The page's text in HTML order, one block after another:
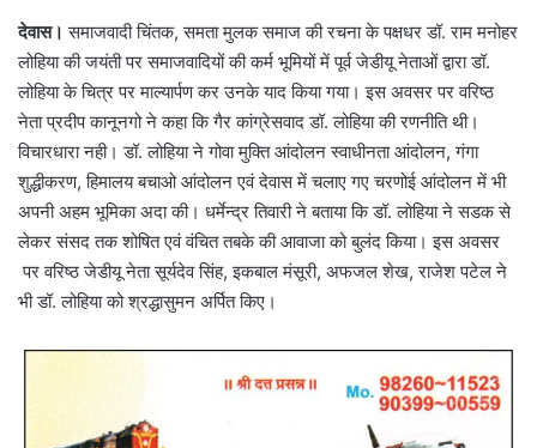
देवास। समाजवादी चिंतक, समता मुलक समाज की रचना के पक्षधर डॉ. राम मनोहर
लोहिया की जयंती पर समाजवादियों की कर्म भूमियों में पूर्व जेडीयू नेताओं द्वारा डॉ.
लोहिया के चित्र पर माल्यार्पण कर उनके याद किया गया। इस अवसर पर वरिष्ठ
नेता प्रदीप कानूनगो ने कहा कि गैर कांग्रेसवाद डॉ. लोहिया की रणनीति थी।
विचारधारा नही। डॉ. लोहिया ने गोवा मुक्ति आंदोलन स्वाधीनता आंदोलन, गंगा
शुद्धीकरण, हिमालय बचाओ आंदोलन एवं देवास में चलाए गए चरणोई आंदोलन में भी
अपनी अहम भूमिका अदा की। धर्मेन्द्र तिवारी ने बताया कि डॉ. लोहिया ने सडक से
लेकर संसद तक शोषित एवं वंचित तबके की आवाजा को बुलंद किया। इस अवसर
पर वरिष्ठ जेडीयू नेता सूर्यदेव सिंह, इकबाल मंसूरी, अफजल शेख, राजेश पटेल ने
भी डॉ. लोहिया को श्रद्धासुमन अर्पित किए।